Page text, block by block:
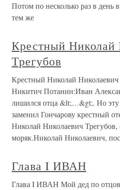
Потом по несколько раз в день
тем же
Крестный Николай
Трегубов
Крестный Николай Николаевич
Никитич Потанин:Иван
лишился отца &lt;…&gt;. Но
заменил Гончарову крестный
Николай Николаевич Трегубов,
моряк.Николай Николаевич,
Глава I ИВАН
Глава I ИВАН Мой дед по